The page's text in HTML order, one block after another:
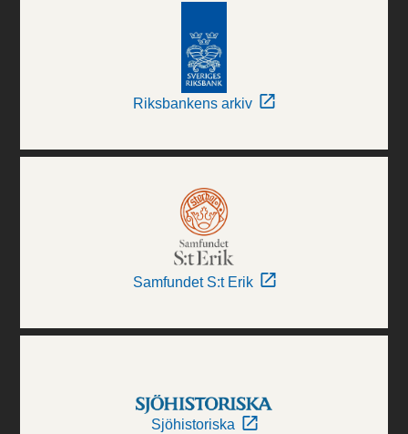
Riksbankens arkiv
Samfundet S:t Erik
Sjöhistoriska